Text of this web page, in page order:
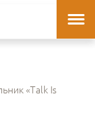
«Talk Is